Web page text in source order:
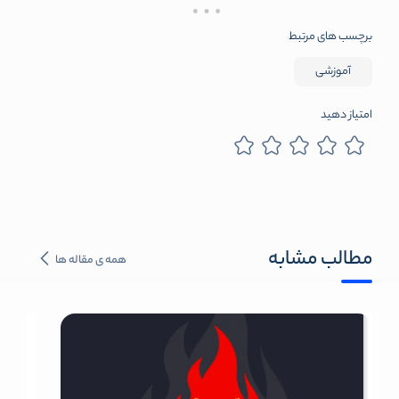
برچسب های مرتبط
آموزشی
امتیاز دهید
مطالب مشابه همه ی مقاله ها